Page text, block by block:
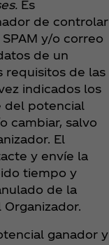
Es
de controlar
y/o correo
de un
requisitos de las
indicados los
del potencial
cambiar, salvo
El
y envíe la
tiempo y
de la
ganador y